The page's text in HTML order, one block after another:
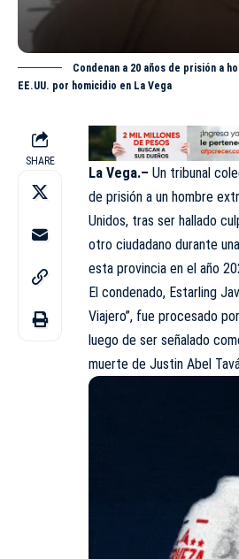
Condenan a 20 años de prisión a
EE.UU. por homicidio en La Vega
SHARE
La Vega.– Un tribunal
de prisión a un hombre
Unidos, tras ser hallado
otro ciudadano durante
esta provincia en el año
El condenado, Estarling
Viajero”, fue procesado
luego de ser señalado
muerte de Justin Abel